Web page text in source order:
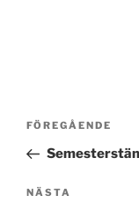
Föregående
inlägg
FÖREGÅENDE
Nästa
NÄSTA